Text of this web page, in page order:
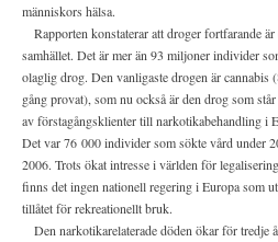
människors hälsa.
Rapporten konstaterar att droger fortfarande
samhället. Det är mer än 93 miljoner individer
olaglig drog. Den vanligaste drogen är cannabis
gång provat), som nu också är den drog som
av förstagångsklienter till narkotikabehandling i
Det var 76 000 individer som sökte vård under
2006. Trots ökat intresse i världen för
finns det ingen nationell regering i Europa som
tillåtet för rekreationellt bruk.
Den narkotikarelaterade döden ökar för tredje